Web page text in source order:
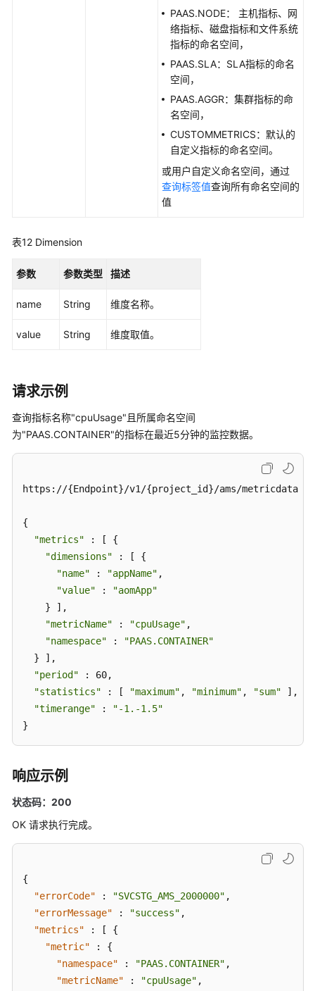
源
支
区
权
PAAS.NODE： 主机指标、网
络指标、磁盘指标和文件系统
指标的命名空间，
PAAS.SLA：SLA指标的命名
空间，
PAAS.AGGR：集群指标的命
名空间，
CUSTOMMETRICS：默认的
自定义指标的命名空间。
或用户自定义命名空间，通过
查询标签值查询所有命名空间的
值
表12 Dimension
参数 参数类型 描述
name String 维度名称。
value String 维度取值。
请求示例
查询指标名称"cpuUsage"且所属命名空间
为"PAAS.CONTAINER"的指标在最近5分钟的监控数据。
https://{Endpoint}/v1/{project_id}/ams/metricdata
{
"metrics" : [ {
"dimensions" : [ {
"name" : "appName" ,
"value" :
"aomApp"
    } ],
"metricName" : "cpuUsage" ,
"namespace" :
"PAAS.CONTAINER"
  } ],
"period" : 60,
"statistics" : [ "maximum" , "minimum" , "sum" ],
"timerange" :
"-1.-1.5"
}
响应示例
状态码：200
OK 请求执行完成。
{
"errorCode"
: "SVCSTG_AMS_2000000" ,
"errorMessage"
: "success" ,
"metrics"
: [
{
"metric"
:
{
"namespace"
: "PAAS.CONTAINER" ,
"metricName"
: "cpuUsage" ,